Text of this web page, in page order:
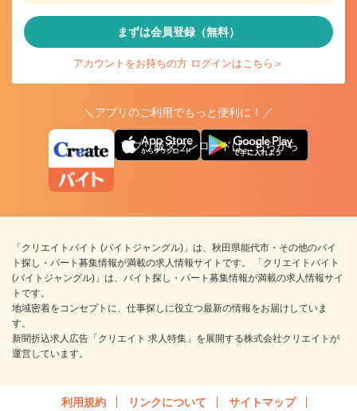
まずは会員登録（無料）
アカウントをお持ちの方 ログインはこちら＞
＼アプリのご利用でもっと便利に！／
アプリ版ダウンロードはこちらから
「クリエイトバイト (バイトジャングル)」は、秋田県能代市・その他のバイ
ト探し・パート募集情報が満載の求人情報サイトです。 「クリエイトバイト
(バイトジャングル)」は、バイト探し・パート募集情報が満載の求人情報サイ
トです。
地域密着をコンセプトに、仕事探しに役立つ最新の情報をお届けしていま
す。
新聞折込求人広告「クリエイト 求人特集」を展開する株式会社クリエイトが
運営しています。
利用規約 リンクについて サイトマップ